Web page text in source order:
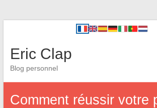
Eric Clap
Blog personnel
Comment réussir votre